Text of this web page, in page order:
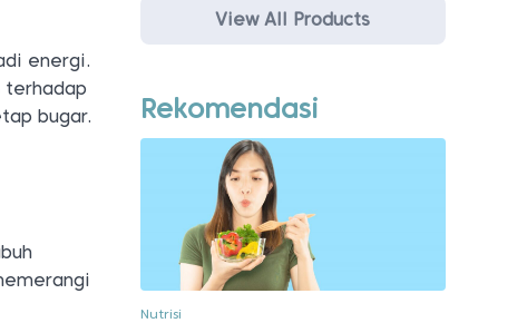
energi.
terhadap
bugar.
View All Products
Rekomendasi
Nutrisi